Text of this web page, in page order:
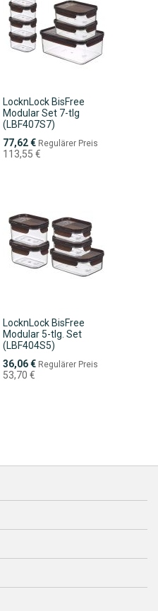
LocknLock BisFree
Modular Set 7-tlg
(LBF407S7)
Sonderpreis
77,62 € Regulärer Preis
113,55 €
LocknLock BisFree
Modular 5-tlg. Set
(LBF404S5)
Sonderpreis
36,06 € Regulärer Preis
53,70 €